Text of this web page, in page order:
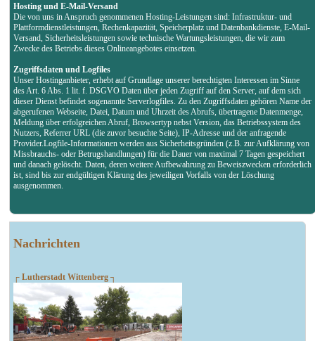
Nachrichten
┌ Lutherstadt Wittenberg ┐
Hosting und E-Mail-Versand
Die von uns in Anspruch genommenen Hosting-Leistungen sind: Infrastruktur- und
Plattformdienstleistungen, Rechenkapazität, Speicherplatz und Datenbankdienste, E-Mail-
Versand, Sicherheitsleistungen sowie technische Wartungsleistungen, die wir zum
Zwecke des Betriebs dieses Onlineangebotes einsetzen.
Zugriffsdaten und Logfiles
Unser Hostinganbieter, erhebt auf Grundlage unserer berechtigten Interessen im Sinne
des Art. 6 Abs. 1 lit. f. DSGVO Daten über jeden Zugriff auf den Server, auf dem sich
dieser Dienst befindet sogenannte Serverlogfiles. Zu den Zugriffsdaten gehören Name der
abgerufenen Webseite, Datei, Datum und Uhrzeit des Abrufs, übertragene Datenmenge,
Meldung über erfolgreichen Abruf, Browsertyp nebst Version, das Betriebssystem des
Nutzers, Referrer URL (die zuvor besuchte Seite), IP-Adresse und der anfragende
Provider.Logfile-Informationen werden aus Sicherheitsgründen (z.B. zur Aufklärung von
Missbrauchs- oder Betrugshandlungen) für die Dauer von maximal 7 Tagen gespeichert
und danach gelöscht. Daten, deren weitere Aufbewahrung zu Beweiszwecken erforderlich
ist, sind bis zur endgültigen Klärung des jeweiligen Vorfalls von der Löschung
ausgenommen.